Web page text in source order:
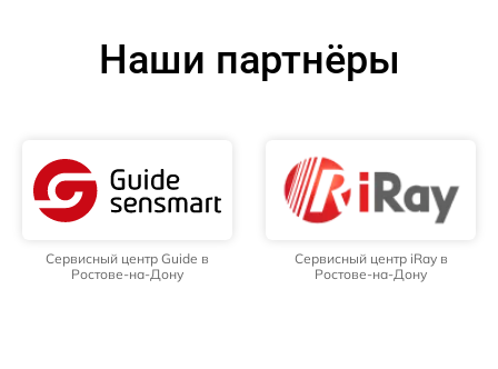
Наши партнёры
Сервисный центр Guide в
Ростове-на-Дону
Сервисный центр iRay в
Ростове-на-Дону